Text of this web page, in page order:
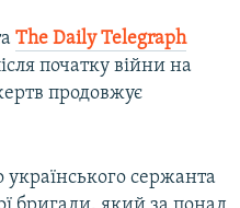
The Daily Telegraph
початку війни на
продовжує
українського сержанта